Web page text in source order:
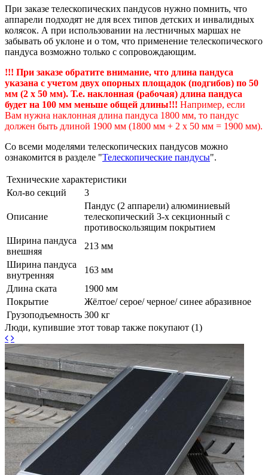
При заказе телескопических пандусов нужно помнить, что
аппарели подходят не для всех типов детских и инвалидных
колясок. А при использовании на лестничных маршах не
забывать об уклоне и о том, что применение телескопического
пандуса возможно только с сопровождающим.
!!! При заказе обратите внимание, что длина пандуса
указана с учетом двух опорных площадок (подгибов) по 50
мм (2 х 50 мм). Т.е. наклонная (рабочая) длина пандуса
будет на 100 мм меньше общей длины!!! Например, если
Вам нужна наклонная длина пандуса 1800 мм, то пандус
должен быть длиной 1900 мм (1800 мм + 2 х 50 мм = 1900 мм).
Со всеми моделями телескопических пандусов можно
ознакомится в разделе "Телескопические пандусы".
Технические характеристики
Кол-во секций
3
Описание
Пандус (2 аппарели) алюминиевый
телескопический 3-х секционный с
противоскользящим покрытием
Ширина пандуса
внешняя
213 мм
Ширина пандуса
внутренняя
163 мм
Длина ската
1900 мм
Покрытие
Жёлтое/ серое/ черное/ синее абразивное
Грузоподъемность 300 кг
Люди, купившие этот товар также покупают (1)